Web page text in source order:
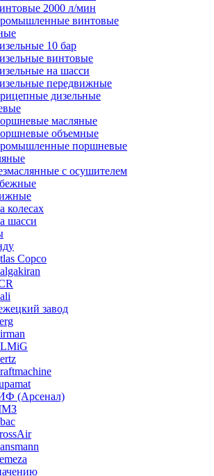
2000 л/мин
винтовые
10 бар
винтовые
на шасси
передвижные
дизельные
масляные
объемные
поршневые
с осушителем
колесах
шасси
Copco
завод
(Арсенал)